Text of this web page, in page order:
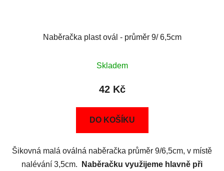
Naběračka plast ovál - průměr 9/ 6,5cm
Skladem
42 Kč
DO KOŠÍKU
Šikovná malá oválná naběračka průměr 9/6,5cm, v místě
nalévání 3,5cm.
Naběračku využijeme hlavně při